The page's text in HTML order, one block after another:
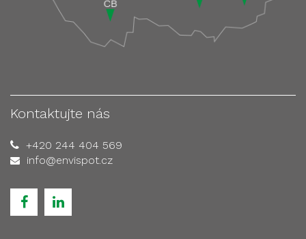
Kontaktujte nás
+420 244 404 569
info@envispot.cz